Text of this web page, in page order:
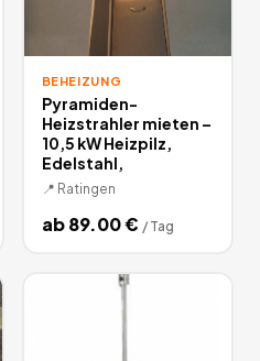
BEHEIZUNG
Pyramiden-
Heizstrahler mieten –
10,5 kW Heizpilz,
Edelstahl,
📍 Ratingen
ab89.00€ / Tag